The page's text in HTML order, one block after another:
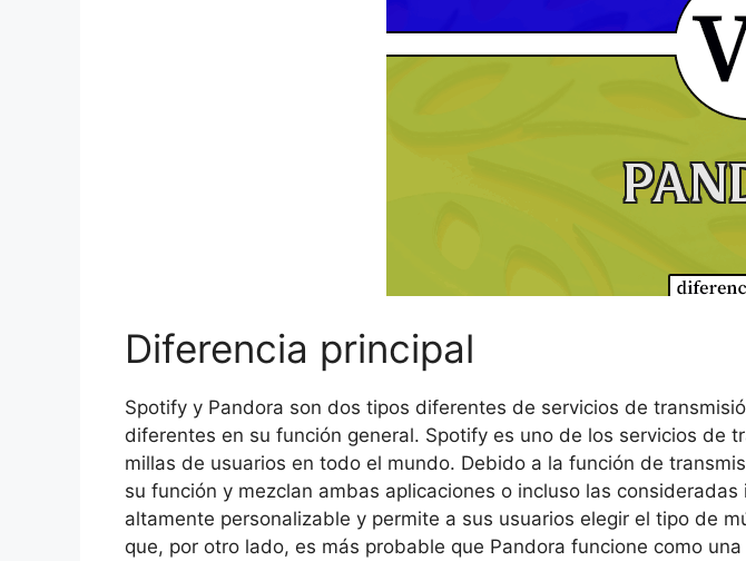
Diferencia principal
Spotify y Pandora son dos tipos diferentes de servicios de
diferentes en su función general. Spotify es uno de los servicios de
millas de usuarios en todo el mundo. Debido a la función de
su función y mezclan ambas aplicaciones o incluso las
altamente personalizable y permite a sus usuarios elegir el tipo de
que, por otro lado, es más probable que Pandora funcione como